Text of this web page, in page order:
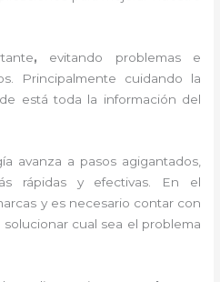
, evitando problemas e
Principalmente cuidando la
está toda la información del
avanza a pasos agigantados,
rápidas y efectivas . En el
y es necesario contar con
cual sea el problema